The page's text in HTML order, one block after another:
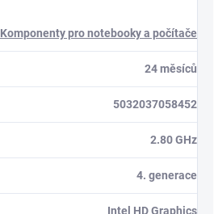
Komponenty pro notebooky a počítače
24 měsíců
5032037058452
2.80 GHz
4. generace
Intel HD Graphics